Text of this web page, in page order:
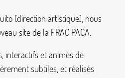
(direction artistique), nous
site de la FRAC PACA.
interactifs et animés de
subtiles, et réalisés